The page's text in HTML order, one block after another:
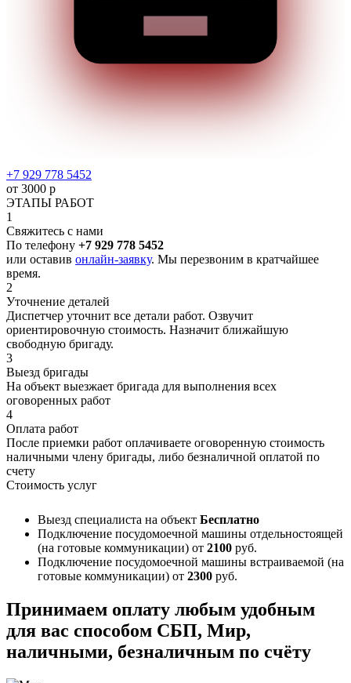
+7 929 778 5452
от 3000 р
ЭТАПЫ РАБОТ
1
Свяжитесь с нами
По телефону +7 929 778 5452
или оставив онлайн-заявку. Мы перезвоним в кратчайшее
время.
2
Уточнение деталей
Диспетчер уточнит все детали работ. Озвучит
ориентировочную стоимость. Назначит ближайшую
свободную бригаду.
3
Выезд бригады
На объект выезжает бригада для выполнения всех
оговоренных работ
4
Оплата работ
После приемки работ оплачиваете оговоренную стоимость
наличными члену бригады, либо безналичной оплатой по
счету
Стоимость услуг
Выезд специалиста на объект Бесплатно
Подключение посудомоечной машины отдельностоящей
(на готовые коммуникации) от 2100 руб.
Подключение посудомоечной машины встраиваемой (на
готовые коммуникации) от 2300 руб.
Принимаем оплату любым удобным
для вас способом СБП, Мир,
наличными, безналичным по счёту